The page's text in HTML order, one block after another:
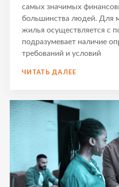
самых значимых
большинства людей. Для
жилья осуществляется с
подразумевает наличие
требований и условий
ЧИТАТЬ ДАЛЕЕ
ИПОТЕКИ
–
КЛЮЧЕВЫЕ
МОМЕНТЫ
ЭТАПЫ
ПРОЦЕССА